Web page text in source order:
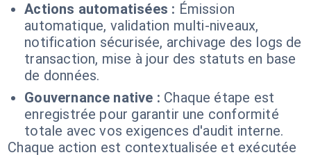
Actions automatisées : Émission
automatique, validation multi-niveaux,
notification sécurisée, archivage des logs de
transaction, mise à jour des statuts en base
de données.
Gouvernance native : Chaque étape est
enregistrée pour garantir une conformité
totale avec vos exigences d'audit interne.
Chaque action est contextualisée et exécutée